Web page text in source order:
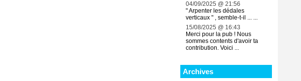
04/09/2025 @ 21:56
" Arpenter les dédales
verticaux " , semble-t-il ... ...
15/08/2025 @ 16:43
Merci pour la pub ! Nous
sommes contents d'avoir ta
contribution. Voici ...
Archives